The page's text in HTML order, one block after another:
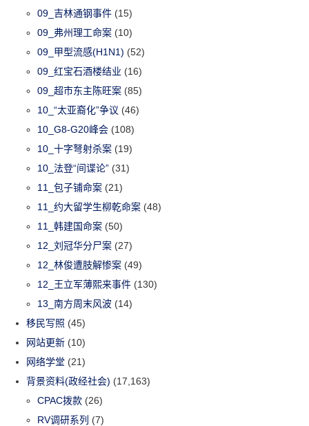
09_吉林通钢事件 (15)
09_弗州理工命案 (10)
09_甲型流感(H1N1) (52)
09_红宝石酒楼结业 (16)
09_超市东主陈旺案 (85)
10_“太亚裔化”争议 (46)
10_G8-G20峰会 (108)
10_十字弩射杀案 (19)
10_法登“间谍论” (31)
11_包子铺命案 (21)
11_约大留学生柳乾命案 (48)
11_韩建国命案 (50)
12_刘冠华分尸案 (27)
12_林俊遭肢解惨案 (49)
12_王立军薄熙来事件 (130)
13_南方周末风波 (14)
移民写照 (45)
网站更新 (10)
网络学堂 (21)
背景资料(政经社会) (17,163)
CPAC拨款 (26)
RV调研系列 (7)